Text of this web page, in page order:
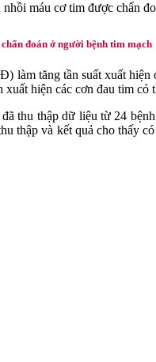
máu cơ tim được chẩn
đoán ở người bệnh tim mạch
làm tăng tần suất xuất hiện
xuất hiện các cơn đau tim
thu thập dữ liệu từ 24
thập và kết quả cho thấy